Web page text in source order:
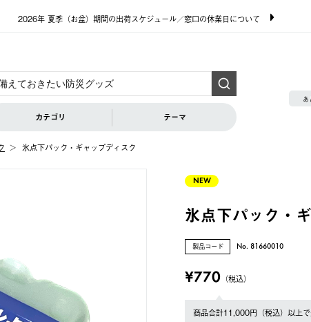
2026年 夏季（お盆）期間の出荷スケジュール／窓口の休業日について
カテゴリ テーマ
氷点下パック・ギャップディスク
NEW
氷点下パック・
製品コード No. 81660010
¥770 （税込）
商品合計11,000円（税込）以上